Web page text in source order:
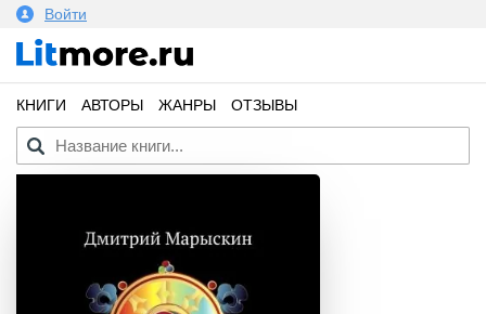
Войти
КНИГИ АВТОРЫ ЖАНРЫ ОТЗЫВЫ